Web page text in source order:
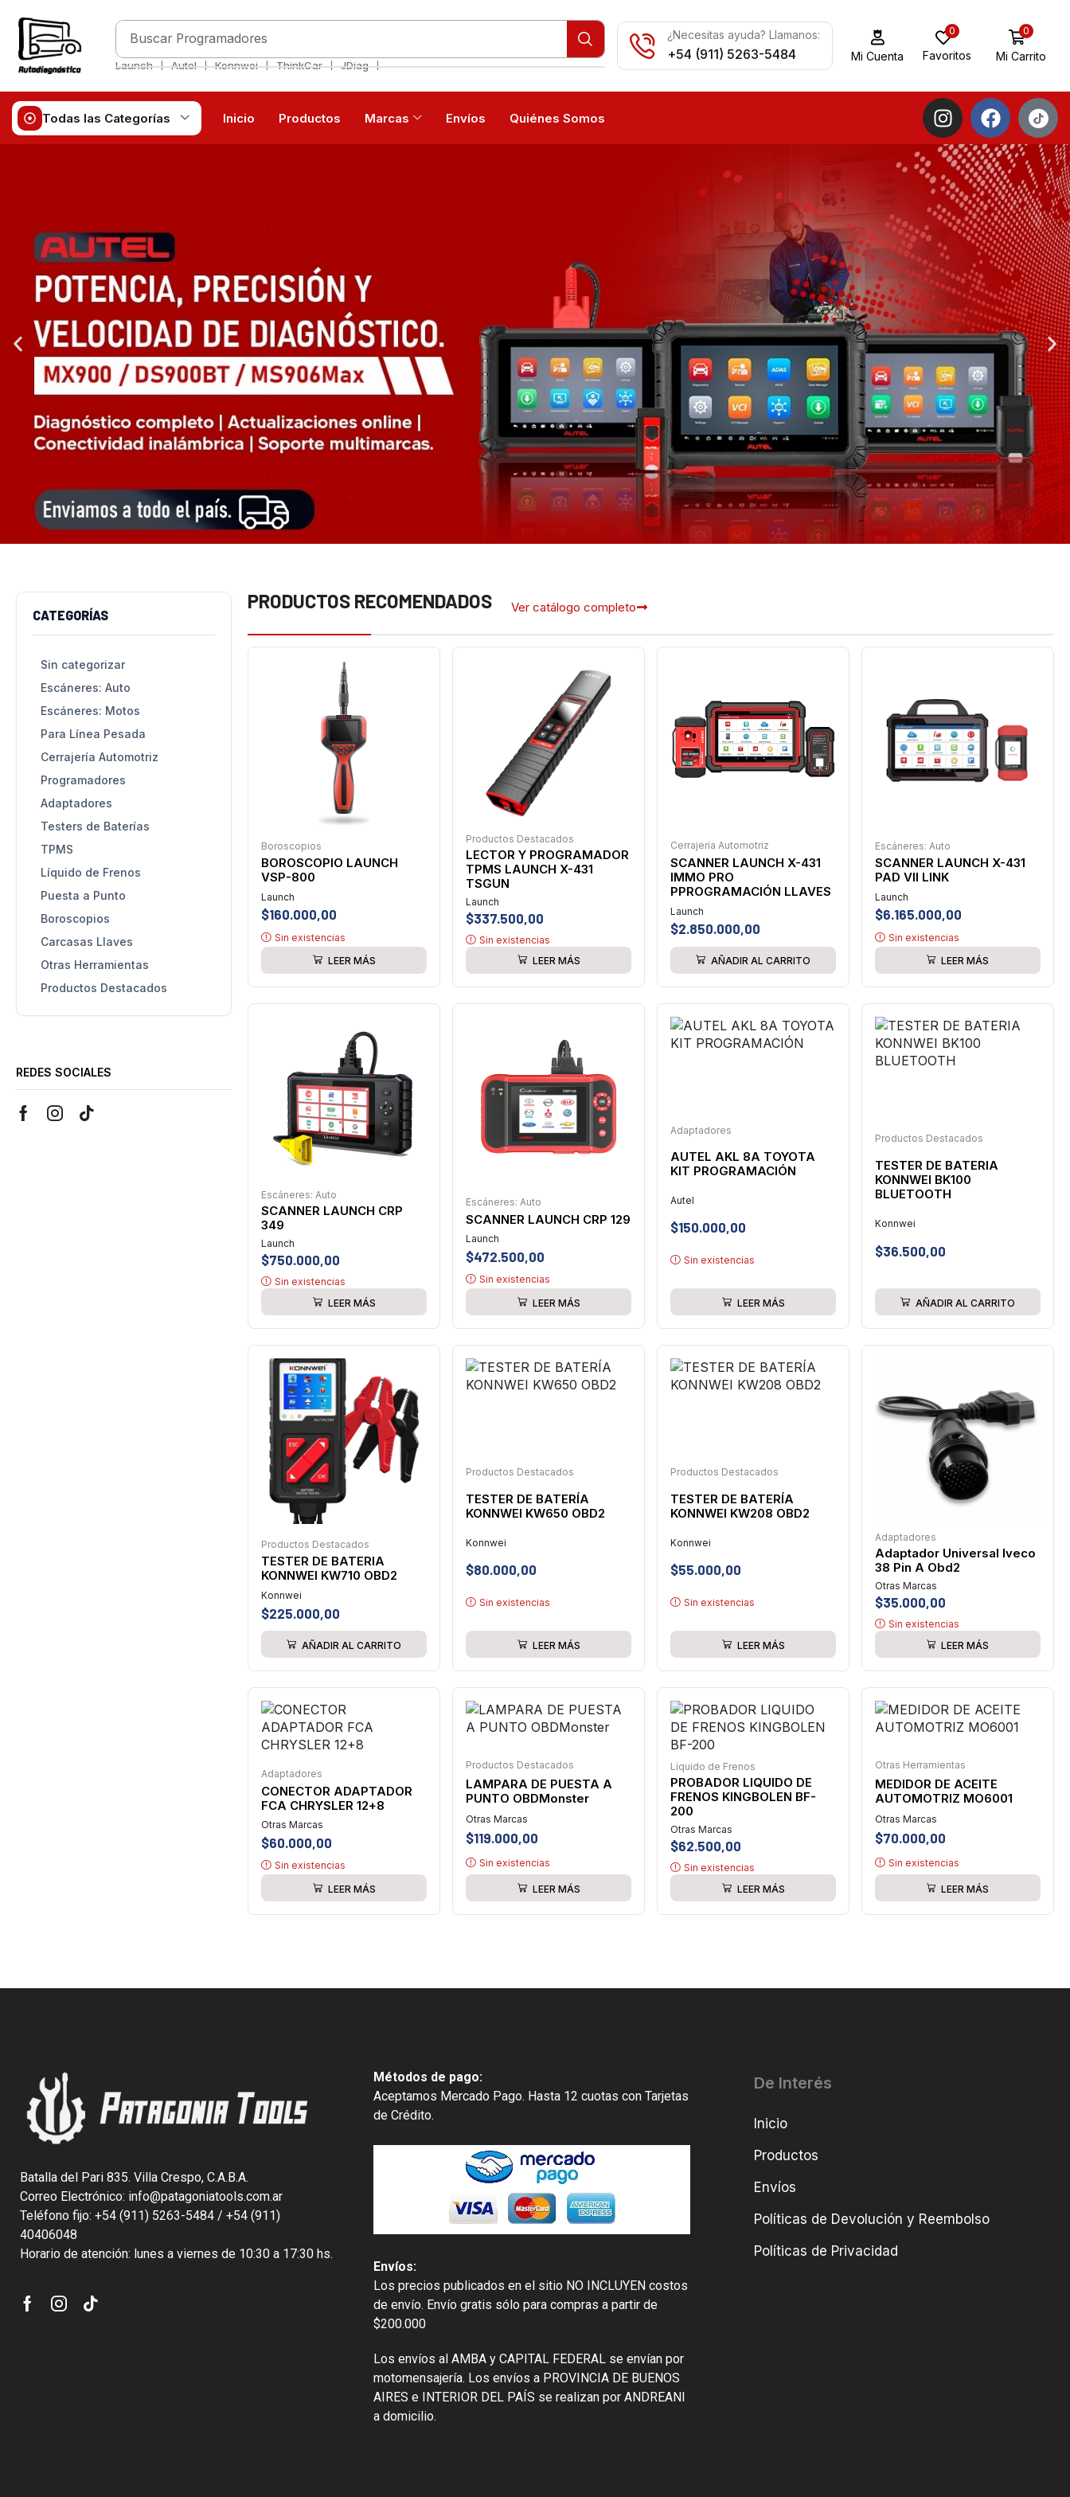
Buscar Programadores
Launch ❘ Autel ❘ Konnwei ❘ ThinkCar ❘ JDiag ❘
¿Necesitas ayuda? Llamanos:
+54 (911) 5263-5484 Mi Cuenta
0
Favoritos
0
Mi Carrito
Todas las Categorías Inicio Productos Marcas Envíos Quiénes Somos
CATEGORÍAS
Sin categorizar
Escáneres: Auto
Escáneres: Motos
Para Línea Pesada
Cerrajería Automotriz
Programadores
Adaptadores
Testers de Baterías
TPMS
Líquido de Frenos
Puesta a Punto
Boroscopios
Carcasas Llaves
Otras Herramientas
Productos Destacados
REDES SOCIALES
PRODUCTOS RECOMENDADOS Ver catálogo completo
Boroscopios
BOROSCOPIO LAUNCH
VSP-800
Launch
$160.000,00
Sin existencias
LEER MÁS
Productos Destacados
LECTOR Y PROGRAMADOR
TPMS LAUNCH X-431
TSGUN
Launch
$337.500,00
Sin existencias
LEER MÁS
Cerrajería Automotriz
SCANNER LAUNCH X-431
IMMO PRO
PPROGRAMACIÓN LLAVES
Launch
$2.850.000,00
AÑADIR AL CARRITO
Escáneres: Auto
SCANNER LAUNCH X-431
PAD VII LINK
Launch
$6.165.000,00
Sin existencias
LEER MÁS
Escáneres: Auto
SCANNER LAUNCH CRP
349
Launch
$750.000,00
Sin existencias
LEER MÁS
Escáneres: Auto
SCANNER LAUNCH CRP 129
Launch
$472.500,00
Sin existencias
LEER MÁS
Adaptadores
AUTEL AKL 8A TOYOTA
KIT PROGRAMACIÓN
Autel
$150.000,00
Sin existencias
LEER MÁS
Productos Destacados
TESTER DE BATERIA
KONNWEI BK100
BLUETOOTH
Konnwei
$36.500,00
AÑADIR AL CARRITO
Productos Destacados
TESTER DE BATERIA
KONNWEI KW710 OBD2
Konnwei
$225.000,00
AÑADIR AL CARRITO
Productos Destacados
TESTER DE BATERÍA
KONNWEI KW650 OBD2
Konnwei
$80.000,00
Sin existencias
LEER MÁS
Productos Destacados
TESTER DE BATERÍA
KONNWEI KW208 OBD2
Konnwei
$55.000,00
Sin existencias
LEER MÁS
Adaptadores
Adaptador Universal Iveco
38 Pin A Obd2
Otras Marcas
$35.000,00
Sin existencias
LEER MÁS
Adaptadores
CONECTOR ADAPTADOR
FCA CHRYSLER 12+8
Otras Marcas
$60.000,00
Sin existencias
LEER MÁS
Productos Destacados
LAMPARA DE PUESTA A
PUNTO OBDMonster
Otras Marcas
$119.000,00
Sin existencias
LEER MÁS
Líquido de Frenos
PROBADOR LIQUIDO DE
FRENOS KINGBOLEN BF-
200
Otras Marcas
$62.500,00
Sin existencias
LEER MÁS
Otras Herramientas
MEDIDOR DE ACEITE
AUTOMOTRIZ MO6001
Otras Marcas
$70.000,00
Sin existencias
LEER MÁS
Batalla del Pari 835. Villa Crespo, C.A.B.A.
Correo Electrónico: info@patagoniatools.com.ar
Teléfono fijo: +54 (911) 5263-5484 / +54 (911)
40406048
Horario de atención: lunes a viernes de 10:30 a 17:30 hs.
Métodos de pago:
Aceptamos Mercado Pago. Hasta 12 cuotas con Tarjetas
de Crédito.
Envíos:
Los precios publicados en el sitio NO INCLUYEN costos
de envío. Envío gratis sólo para compras a partir de
$200.000
Los envíos al AMBA y CAPITAL FEDERAL se envían por
motomensajería. Los envíos a PROVINCIA DE BUENOS
AIRES e INTERIOR DEL PAÍS se realizan por ANDREANI
a domicilio.
De Interés
Inicio
Productos
Envíos
Políticas de Devolución y Reembolso
Políticas de Privacidad